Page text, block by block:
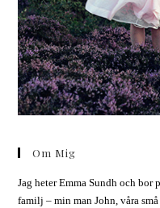
Om Mig
Jag heter Emma Sundh och
familj – min man John, våra